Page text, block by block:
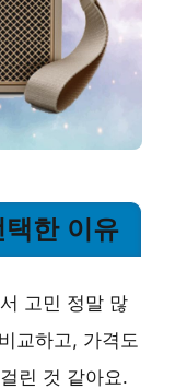
한 이유
고민 정말 많
교하고, 가격도
린 것 같아요.